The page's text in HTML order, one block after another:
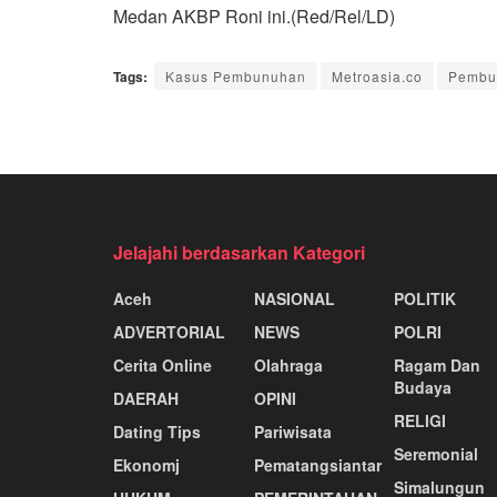
Medan AKBP Roni ini.(Red/Rel/LD)
Tags: Kasus Pembunuhan Metroasia.co
Jelajahi berdasarkan Kategori
Aceh
ADVERTORIAL
Cerita Online
DAERAH
Dating Tips
Ekonomj
NASIONAL
NEWS
Olahraga
OPINI
Pariwisata
Pematangsiantar
POLITIK
POLRI
Ragam Dan
Budaya
RELIGI
Seremonial
Simalungun